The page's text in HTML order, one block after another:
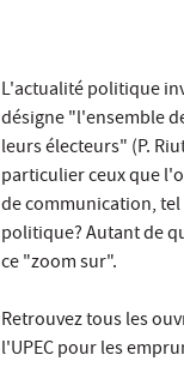
L'actualité politique
désigne "l'ensemble
leurs électeurs" (P.
particulier ceux que
de communication,
politique? Autant de
ce "zoom sur".
Retrouvez tous les
l'UPEC pour les